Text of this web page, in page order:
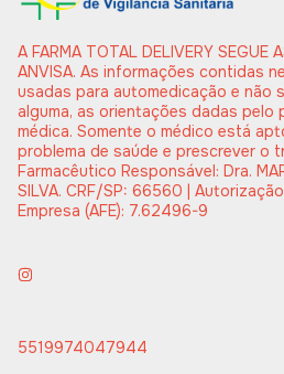
A FARMA TOTAL DELIVERY SEGUE
ANVISA. As informações contidas
usadas para automedicação e não
alguma, as orientações dadas pelo
médica. Somente o médico está
problema de saúde e prescrever o
Farmacêutico Responsável: Dra.
SILVA. CRF/SP: 66560 |
Empresa (AFE): 7.62496-9
5519974047944